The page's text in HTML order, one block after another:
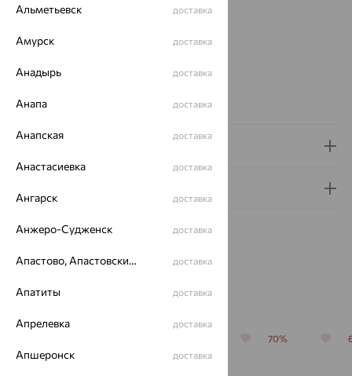
Металл:Золото
Проба:585
Страна происхождения:
Вес металла:
Похожие изделия
70%
Альметьевск доставка
Амурск доставка
Анадырь доставка
Анапа доставка
Анапская доставка
Анастасиевка доставка
Ангарск доставка
Анжеро-Судженск доставка
Апастово, Апастовский район доставка
Апатиты доставка
Апрелевка доставка
Апшеронск доставка